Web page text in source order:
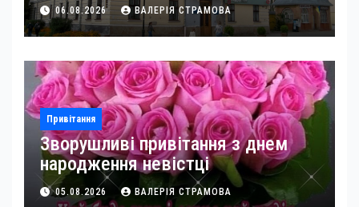
06.08.2026 ВАЛЕРІЯ СТРАМОВА
Привітання
Зворушливі привітання з днем
народження невістці
05.08.2026 ВАЛЕРІЯ СТРАМОВА